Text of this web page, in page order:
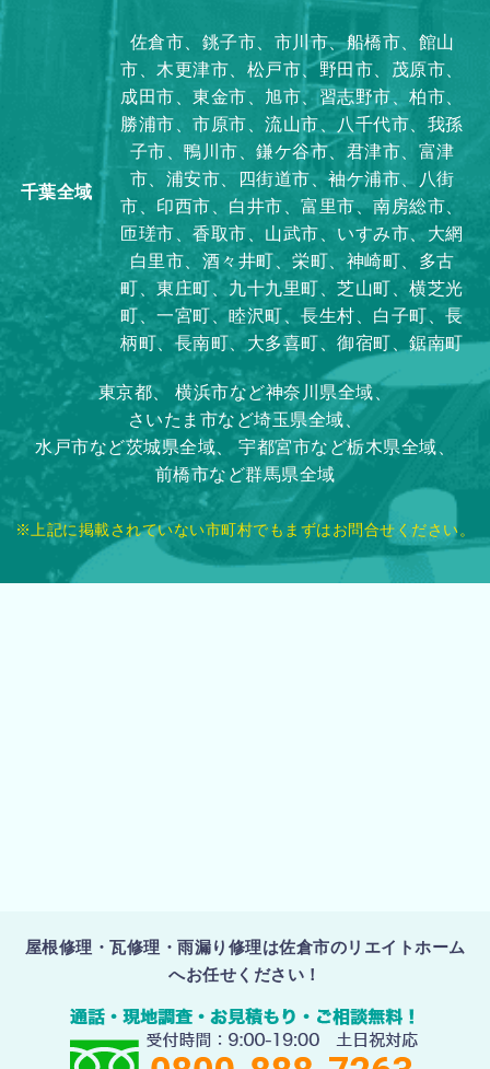
千葉全域
佐倉市、銚子市、市川市、船橋市、館山
市、木更津市、松戸市、野田市、茂原市、
成田市、東金市、旭市、習志野市、柏市、
勝浦市、市原市、流山市、八千代市、我孫
子市、鴨川市、鎌ケ谷市、君津市、富津
市、浦安市、四街道市、袖ケ浦市、八街
市、印西市、白井市、富里市、南房総市、
匝瑳市、香取市、山武市、いすみ市、大網
白里市、酒々井町、栄町、神崎町、多古
町、東庄町、九十九里町、芝山町、横芝光
町、一宮町、睦沢町、長生村、白子町、長
柄町、長南町、大多喜町、御宿町、鋸南町
東京都、
横浜市など神奈川県全域、
さいたま市など埼玉県全域、
水戸市など茨城県全域、
宇都宮市など栃木県全域、
前橋市など群馬県全域
※上記に掲載されていない市町村でもまずはお問合せください。
屋根修理・瓦修理・雨漏り修理は佐倉市のリエイトホーム
へお任せください！